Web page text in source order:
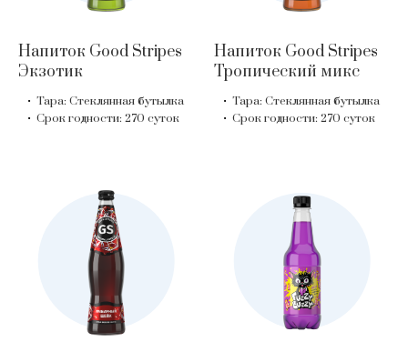
Напиток Good Stripes
Экзотик
Тара: Стеклянная бутылка
Срок годности: 270 суток
Напиток Good Stripes
Тропический микс
Тара: Стеклянная бутылка
Срок годности: 270 суток